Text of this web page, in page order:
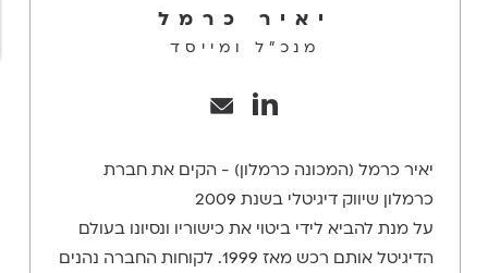
יאיר כרמל
מנכ"ל ומייסד
יאיר כרמל (המכונה כרמלון) - הקים את חברת
כרמלון שיווק דיגיטלי בשנת 2009
על מנת להביא לידי ביטוי את כישוריו ונסיונו בעולם
הדיגיטל אותם רכש מאז 1999. לקוחות החברה נהנים